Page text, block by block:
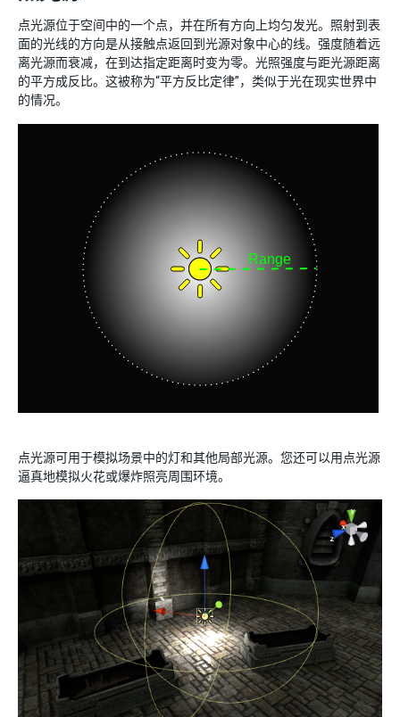
点光源位于空间中的一个点，并在所有方向上均匀发光。照射到表
面的光线的方向是从接触点返回到光源对象中心的线。强度随着远
离光源而衰减，在到达指定距离时变为零。光照强度与距光源距离
的平方成反比。这被称为“平方反比定律”，类似于光在现实世界中
的情况。
点光源可用于模拟场景中的灯和其他局部光源。您还可以用点光源
逼真地模拟火花或爆炸照亮周围环境。